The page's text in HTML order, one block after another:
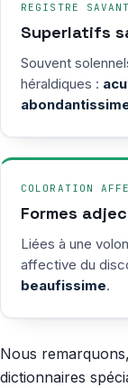
REGISTRE SAVANT
Superlatifs
Souvent
héraldiques :
COLORATION
Formes
Liées à une
affective du
beaufissime.
Nous
dictionnaires